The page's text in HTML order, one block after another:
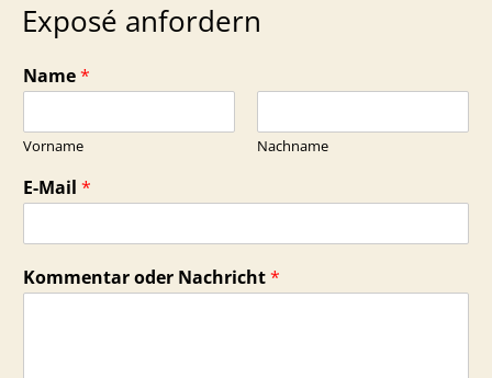
Exposé anfordern
Name*
Vorname Nachname
E-Mail *
Kommentar oder Nachricht*